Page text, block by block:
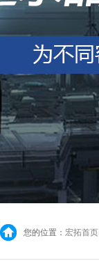
您的位置： 宏拓首页